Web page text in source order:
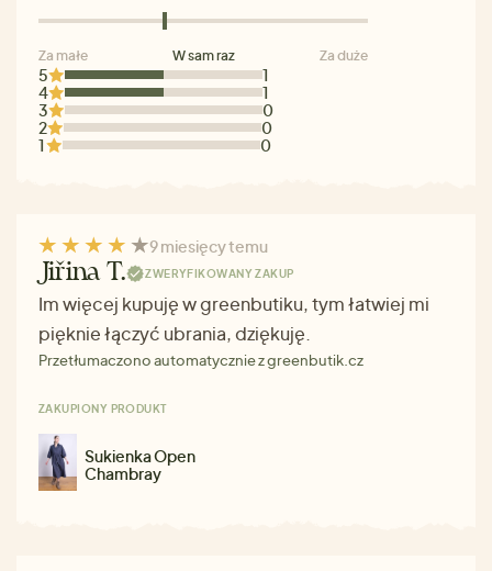
5
1
4
1
3
0
2
0
1
0
Za małe W sam raz Za duże
9 miesięcy temu
Jiřina T. ZWERYFIKOWANY ZAKUP
Im więcej kupuję w greenbutiku, tym łatwiej mi
pięknie łączyć ubrania, dziękuję.
Przetłumaczono automatycznie z greenbutik.cz
ZAKUPIONY PRODUKT
Sukienka Open
Chambray